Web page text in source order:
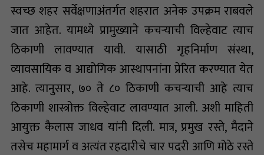
स्वच्छ शहर सर्वेक्षणाअंतर्गत शहरात अनेक उपक्रम राबवले
जात आहेत. यामध्ये प्रामुख्याने कचऱ्याची विल्हेवाट त्याच
ठिकाणी लावण्यात यावी. यासाठी गृहनिर्माण संस्था,
व्यावसायिक व आद्योगिक आस्थापनांना प्रेरित करण्यात येत
आहे. त्यानुसार, ७० ते ८० ठिकाणी कचऱ्याची आहे त्याच
ठिकाणी शास्त्रोक्त विल्हेवाट लावण्यात आली. अशी माहिती
आयुक्त कैलास जाधव यांनी दिली. मात्र, प्रमुख रस्ते, मैदाने
तसेच महामार्ग व अत्यंत रहदारीचे चार पदरी आणि मोठे रस्ते